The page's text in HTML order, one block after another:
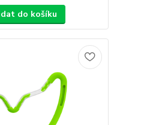
do košíku